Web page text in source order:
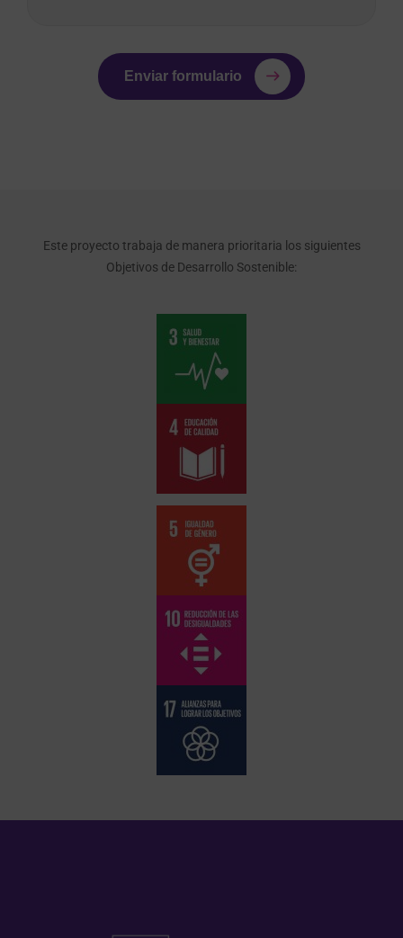
Enviar formulario
Este proyecto trabaja de manera prioritaria los siguientes
Objetivos de Desarrollo Sostenible: